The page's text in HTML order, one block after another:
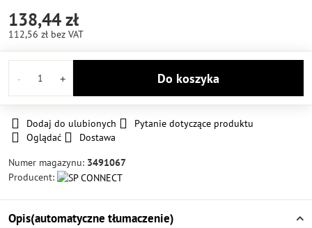
138,44 zł
112,56 zł bez VAT
Do koszyka
Dodaj do ulubionych
Pytanie dotyczące produktu
Oglądać
Dostawa
Numer magazynu: 3491067
Producent:
Opis(automatyczne tłumaczenie)